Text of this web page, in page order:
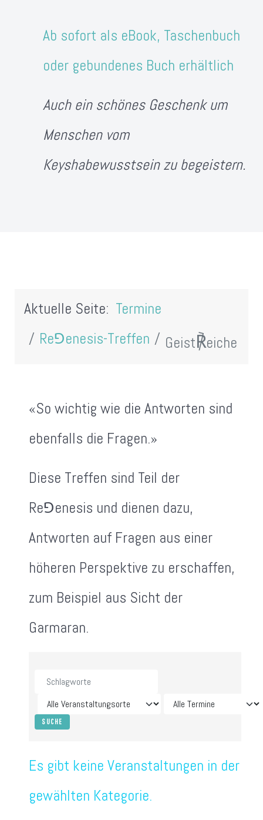
Ab sofort als eBook, Taschenbuch
oder gebundenes Buch erhältlich
Auch ein schönes Geschenk um
Menschen vom
Keyshabewusstsein zu begeistern.
Aktuelle Seite: Termine
Re⅁enesis-Treffen
Geist℟eiche
«So wichtig wie die Antworten sind
ebenfalls die Fragen.»
Diese Treffen sind Teil der
Re⅁enesis und dienen dazu,
Antworten auf Fragen aus einer
höheren Perspektive zu erschaffen,
zum Beispiel aus Sicht der
Garmaran.
Es gibt keine Veranstaltungen in der
gewählten Kategorie.